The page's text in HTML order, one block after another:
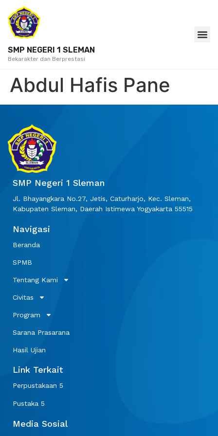
SMP NEGERI 1 SLEMAN
Bekarakter dan Berprestasi
Abdul Hafis Pane
SMP Negeri 1 Sleman
Jl. Bhayangkara No.27, Jetis, Caturharjo, Kec. Sleman,
Kabupaten Sleman, Daerah Istimewa Yogyakarta 55515
Navigasi
Beranda
SPMB
Tentang Kami
Civitas
Program
Sarana Prasarana
Hasil Ujian
Link Terkait
Perpustakaan 5
Pustaka 5
Media Sosial